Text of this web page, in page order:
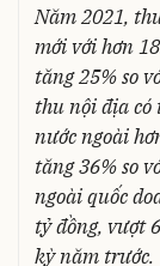
Năm 2021,
mới với hơn
tăng 25% so
thu nội địa
nước ngoài
tăng 36% so
ngoài quốc
tỷ đồng, vượt
kỳ năm trước.